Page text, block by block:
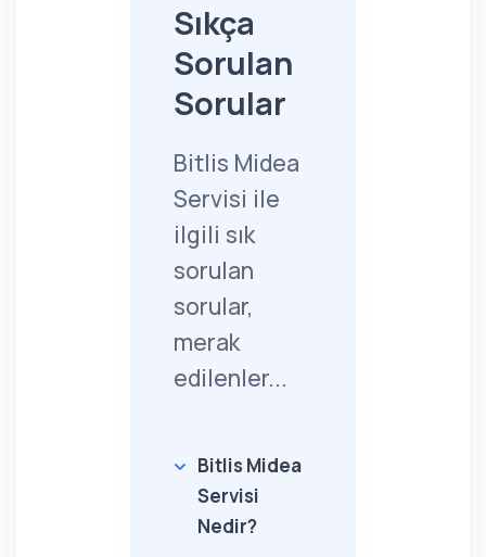
Sıkça
Sorulan
Sorular
Bitlis Midea
Servisi ile
ilgili sık
sorulan
sorular,
merak
edilenler...
Bitlis Midea
Servisi
Nedir?